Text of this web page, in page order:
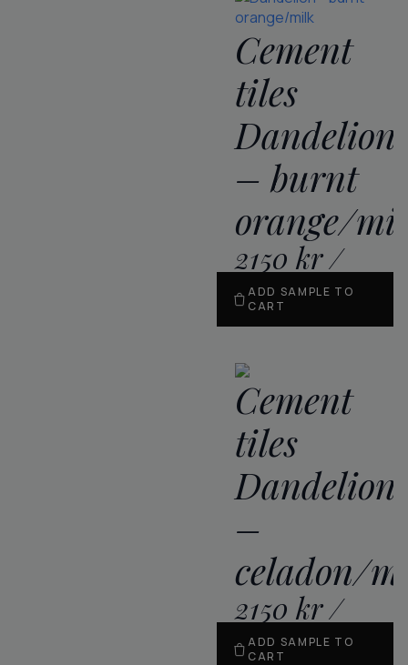
Cement
tiles
Dandelion
– burnt
orange/
2150 kr/
m2
ADD SAMPLE TO
CART
Cement
tiles
Dandelion
–
celadon/
2150 kr/
m2
ADD SAMPLE TO
CART